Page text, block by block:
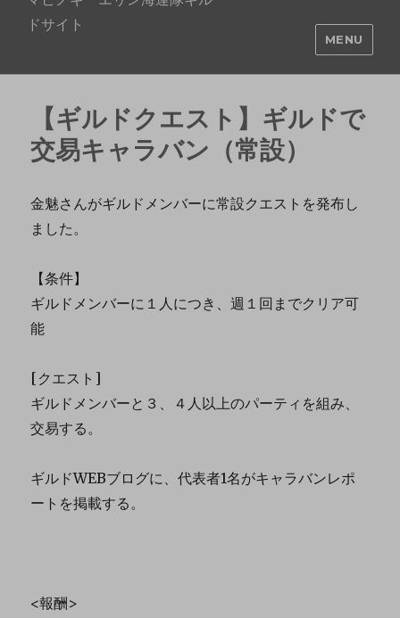
ドサイト
MENU
【ギルドクエスト】ギルドで
交易キャラバン（常設）
金魅さんがギルドメンバーに常設クエストを発布し
ました。
【条件】
ギルドメンバーに１人につき、週１回までクリア可
能
[クエスト]
ギルドメンバーと３、４人以上のパーティを組み、
交易する。
ギルドWEBブログに、代表者1名がキャラバンレポ
ートを掲載する。
<報酬>